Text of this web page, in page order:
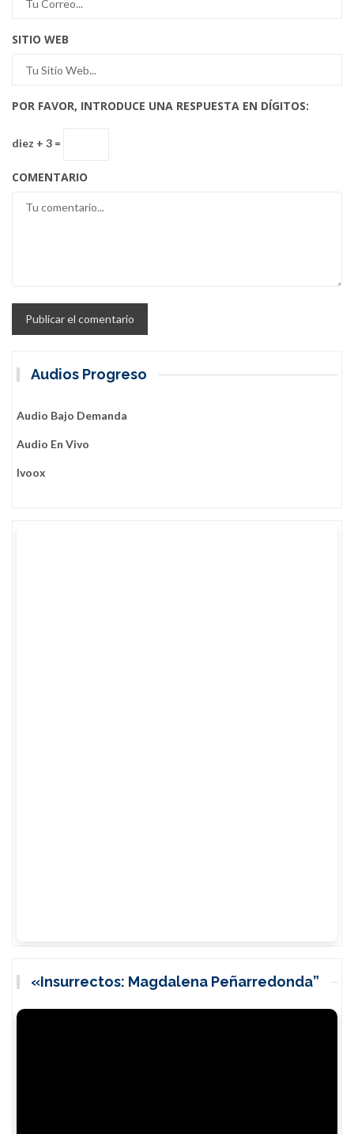
SITIO WEB
POR FAVOR, INTRODUCE UNA RESPUESTA EN DÍGITOS:
diez + 3 =
COMENTARIO
Audios Progreso
Audio Bajo Demanda
Audio En Vivo
Ivoox
«Insurrectos: Magdalena Peñarredonda”